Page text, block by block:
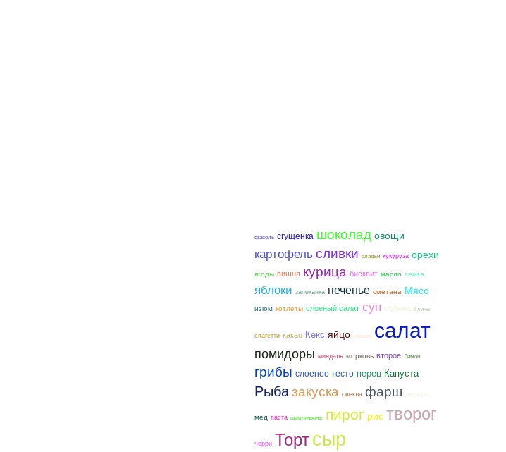
фасоль сгущенка шоколад овощи
картофель сливки оладьи кукуруза орехи
ягоды вишня курица бисквит масло семга
яблоки запеканка печенье сметана Мясо
изюм котлеты слоеный салат суп клубника блины
спагетти какао Кекс яйцо крошка салат
помидоры миндаль морковь второе Лимон
грибы слоеное тесто перец Капуста
Рыбазакуска свекла фарш десерт
мед паста шампиньоны пирог рис творог
черри Тортсыр